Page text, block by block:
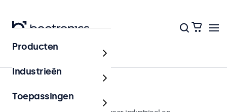
Monitoren
8 inch monitoren
Producten
Industrieën
Toepassingen